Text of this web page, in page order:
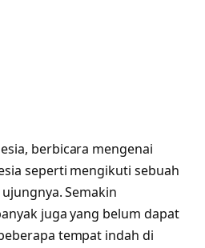
berbicara mengenai
seperti mengikuti sebuah
Semakin
juga yang belum dapat
tempat indah di